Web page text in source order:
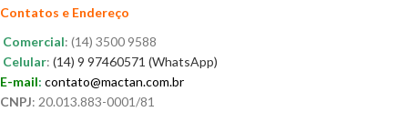
Contatos e Endereço
Comercial: (14) 3500 9588
Celular: (14) 9 97460571 (WhatsApp)
E-mail: contato@mactan.com.br
CNPJ: 20.013.883-0001/81